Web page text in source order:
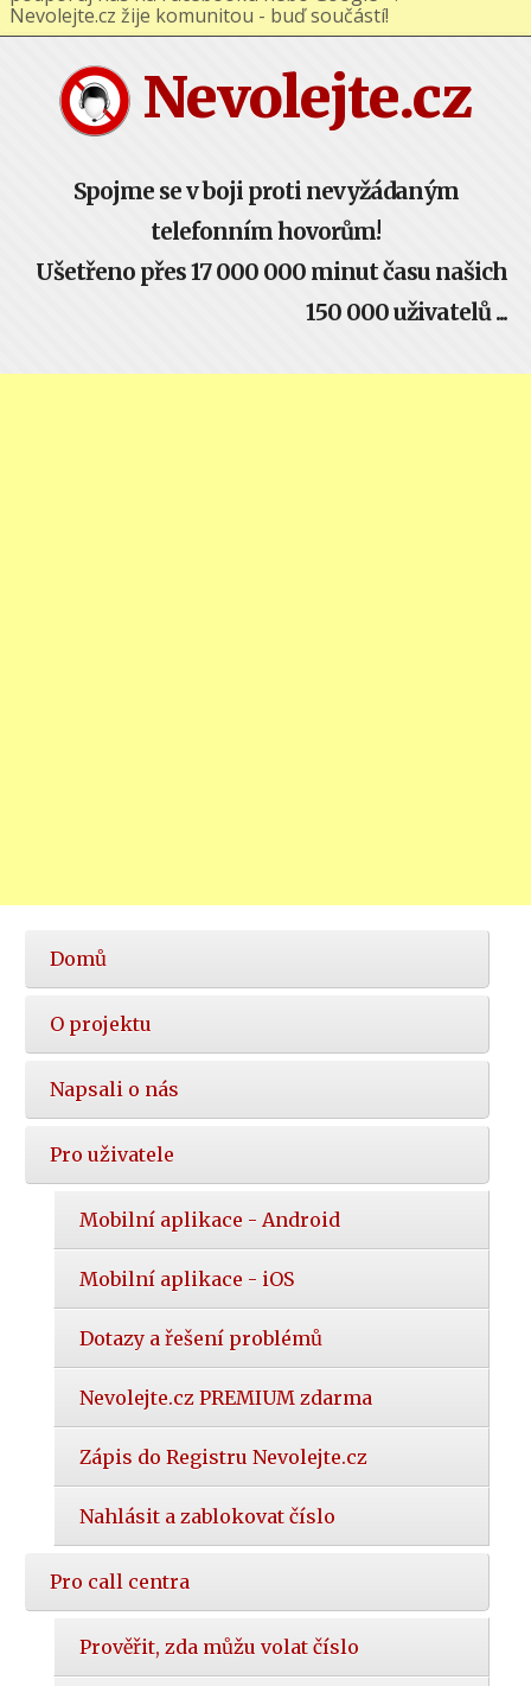
Nevolejte.cz
Spojme se v boji proti nevyžádaným
telefonním hovorům!
Ušetřeno přes 17 000 000 minut času našich
150 000 uživatelů ...
Hlavní
nabídka
Domů
O projektu
Napsali o nás
Pro uživatele
Mobilní aplikace - Android
Mobilní aplikace - iOS
Dotazy a řešení problémů
Nevolejte.cz PREMIUM zdarma
Zápis do Registru Nevolejte.cz
Nahlásit a zablokovat číslo
Pro call centra
Prověřit, zda můžu volat číslo
podporuj nás na Facebooku nebo Google+ !
Nevolejte.cz žije komunitou - buď součástí!